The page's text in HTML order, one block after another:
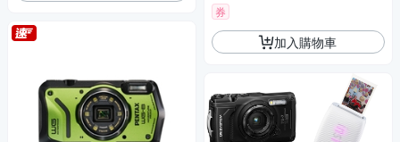
券
加入購物車